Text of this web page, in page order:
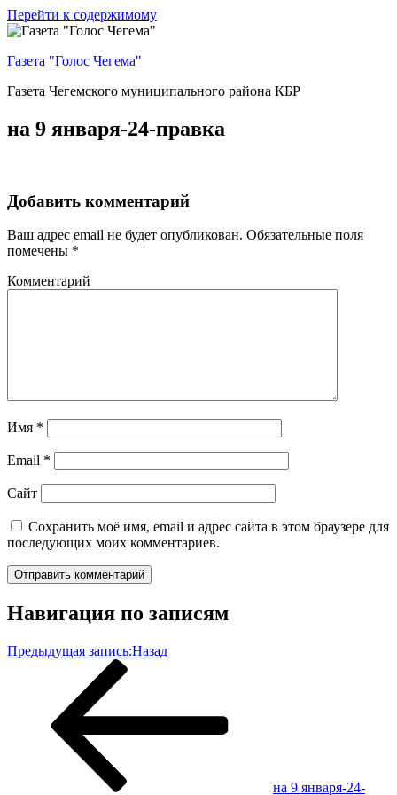
Перейти к содержимому
Газета "Голос Чегема"
Газета Чегемского муниципального района КБР
на 9 января-24-правка
Добавить комментарий
Ваш адрес email не будет опубликован. Обязательные поля
помечены *
Комментарий
Имя *
Email *
Сайт
Сохранить моё имя, email и адрес сайта в этом браузере для
последующих моих комментариев.
Навигация по записям
Предыдущая запись:Назад
на 9 января-24-